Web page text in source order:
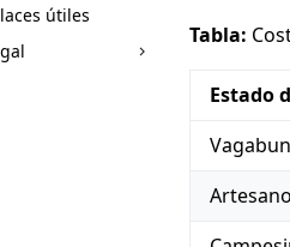
útiles
Tabla:
Estado
Artesano